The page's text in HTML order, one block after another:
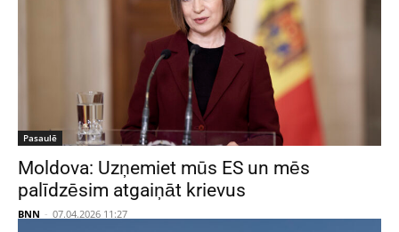
Pasaulē
Moldova: Uzņemiet mūs ES un mēs
palīdzēsim atgaiņāt krievus
BNN - 07.04.2026 11:27